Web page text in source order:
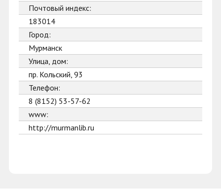
Почтовый индекс:
183014
Город:
Мурманск
Улица, дом:
пр. Кольский, 93
Телефон:
8 (8152) 53-57-62
www:
http://murmanlib.ru